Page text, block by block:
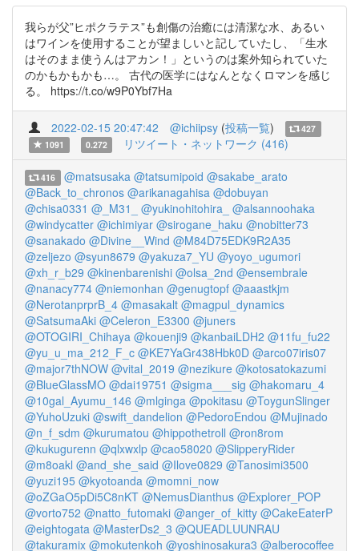
我らが父”ヒポクラテス”も創傷の治癒には清潔な水、あるい
はワインを使用することが望ましいと記していたし、「生水
はそのまま使うんはアカン！」というのは案外知られていた
のかもかもかも…。 古代の医学にはなんとなくロマンを感じ
る。 https://t.co/w9P0Ybf7Ha
2022-02-15 20:47:42 @ichiipsy (投稿一覧)
427
1091
0.272 リツイート・ネットワーク (416)
416 @matsusaka @tatsumipoid @sakabe_arato
@Back_to_chronos @arikanagahisa @dobuyan
@chisa0331 @_M31_ @yukinohitohira_ @alsannoohaka
@windycatter @ichimiyar @sirogane_haku @nobitter73
@sanakado @Divine__Wind @M84D75EDK9R2A35
@zeljezo @syun8679 @yakuza7_YU @yoyo_ugumori
@xh_r_b29 @kinenbarenishi @olsa_2nd @ensembrale
@nanacy774 @niemonhan @genugtopf @aaastkjm
@NerotanprprB_4 @masakalt @magpul_dynamics
@SatsumaAki @Celeron_E3300 @juners
@OTOGIRI_Chihaya @kouenji9 @kanbaiLDH2 @11fu_fu22
@yu_u_ma_212_F_c @KE7YaGr438Hbk0D @arco07iris07
@major7thNOW @vital_2019 @nezikure @kotosatokazumi
@BlueGlassMO @dai19751 @sigma___sig @hakomaru_4
@10gal_Ayumu_146 @mlginga @pokitasu @ToygunSlinger
@YuhoUzuki @swift_dandelion @PedoroEndou @Mujinado
@n_f_sdm @kurumatou @hippothetroll @ron8rom
@kukugurenn @qlxwxlp @cao58020 @SlipperyRider
@m8oakl @and_she_said @Ilove0829 @Tanosimi3500
@yuzi195 @kyotoanda @momni_now
@oZGaO5pDi5C8nKT @NemusDianthus @Explorer_POP
@vorto752 @natto_futomaki @anger_of_kitty @CakeEaterP
@eightogata @MasterDs2_3 @QUEADLUUNRAU
@takuramix @mokutenkoh @yoshinosakura3 @alberocoffee